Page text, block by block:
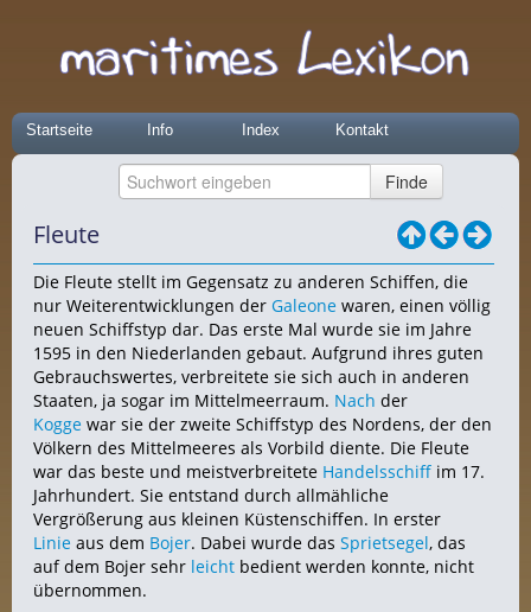
Startseite Info Index Kontakt
Fleute
Die Fleute stellt im Gegensatz zu anderen Schiffen, die
nur Weiterentwicklungen der Galeone waren, einen völlig
neuen Schiffstyp dar. Das erste Mal wurde sie im Jahre
1595 in den Niederlanden gebaut. Aufgrund ihres guten
Gebrauchswertes, verbreitete sie sich auch in anderen
Staaten, ja sogar im Mittelmeerraum. Nach der
Kogge war sie der zweite Schiffstyp des Nordens, der den
Völkern des Mittelmeeres als Vorbild diente. Die Fleute
war das beste und meistverbreitete Handelsschiff im 17.
Jahrhundert. Sie entstand durch allmähliche
Vergrößerung aus kleinen Küstenschiffen. In erster
Linie aus dem Bojer. Dabei wurde das Sprietsegel, das
auf dem Bojer sehr leicht bedient werden konnte, nicht
übernommen.